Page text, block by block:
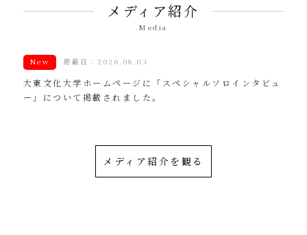
メディア紹介
Media
New 掲載日：2026.08.03
大東文化大学ホームページに「スペシャルソロインタビュ
ー」について掲載されました。
メディア紹介を観る